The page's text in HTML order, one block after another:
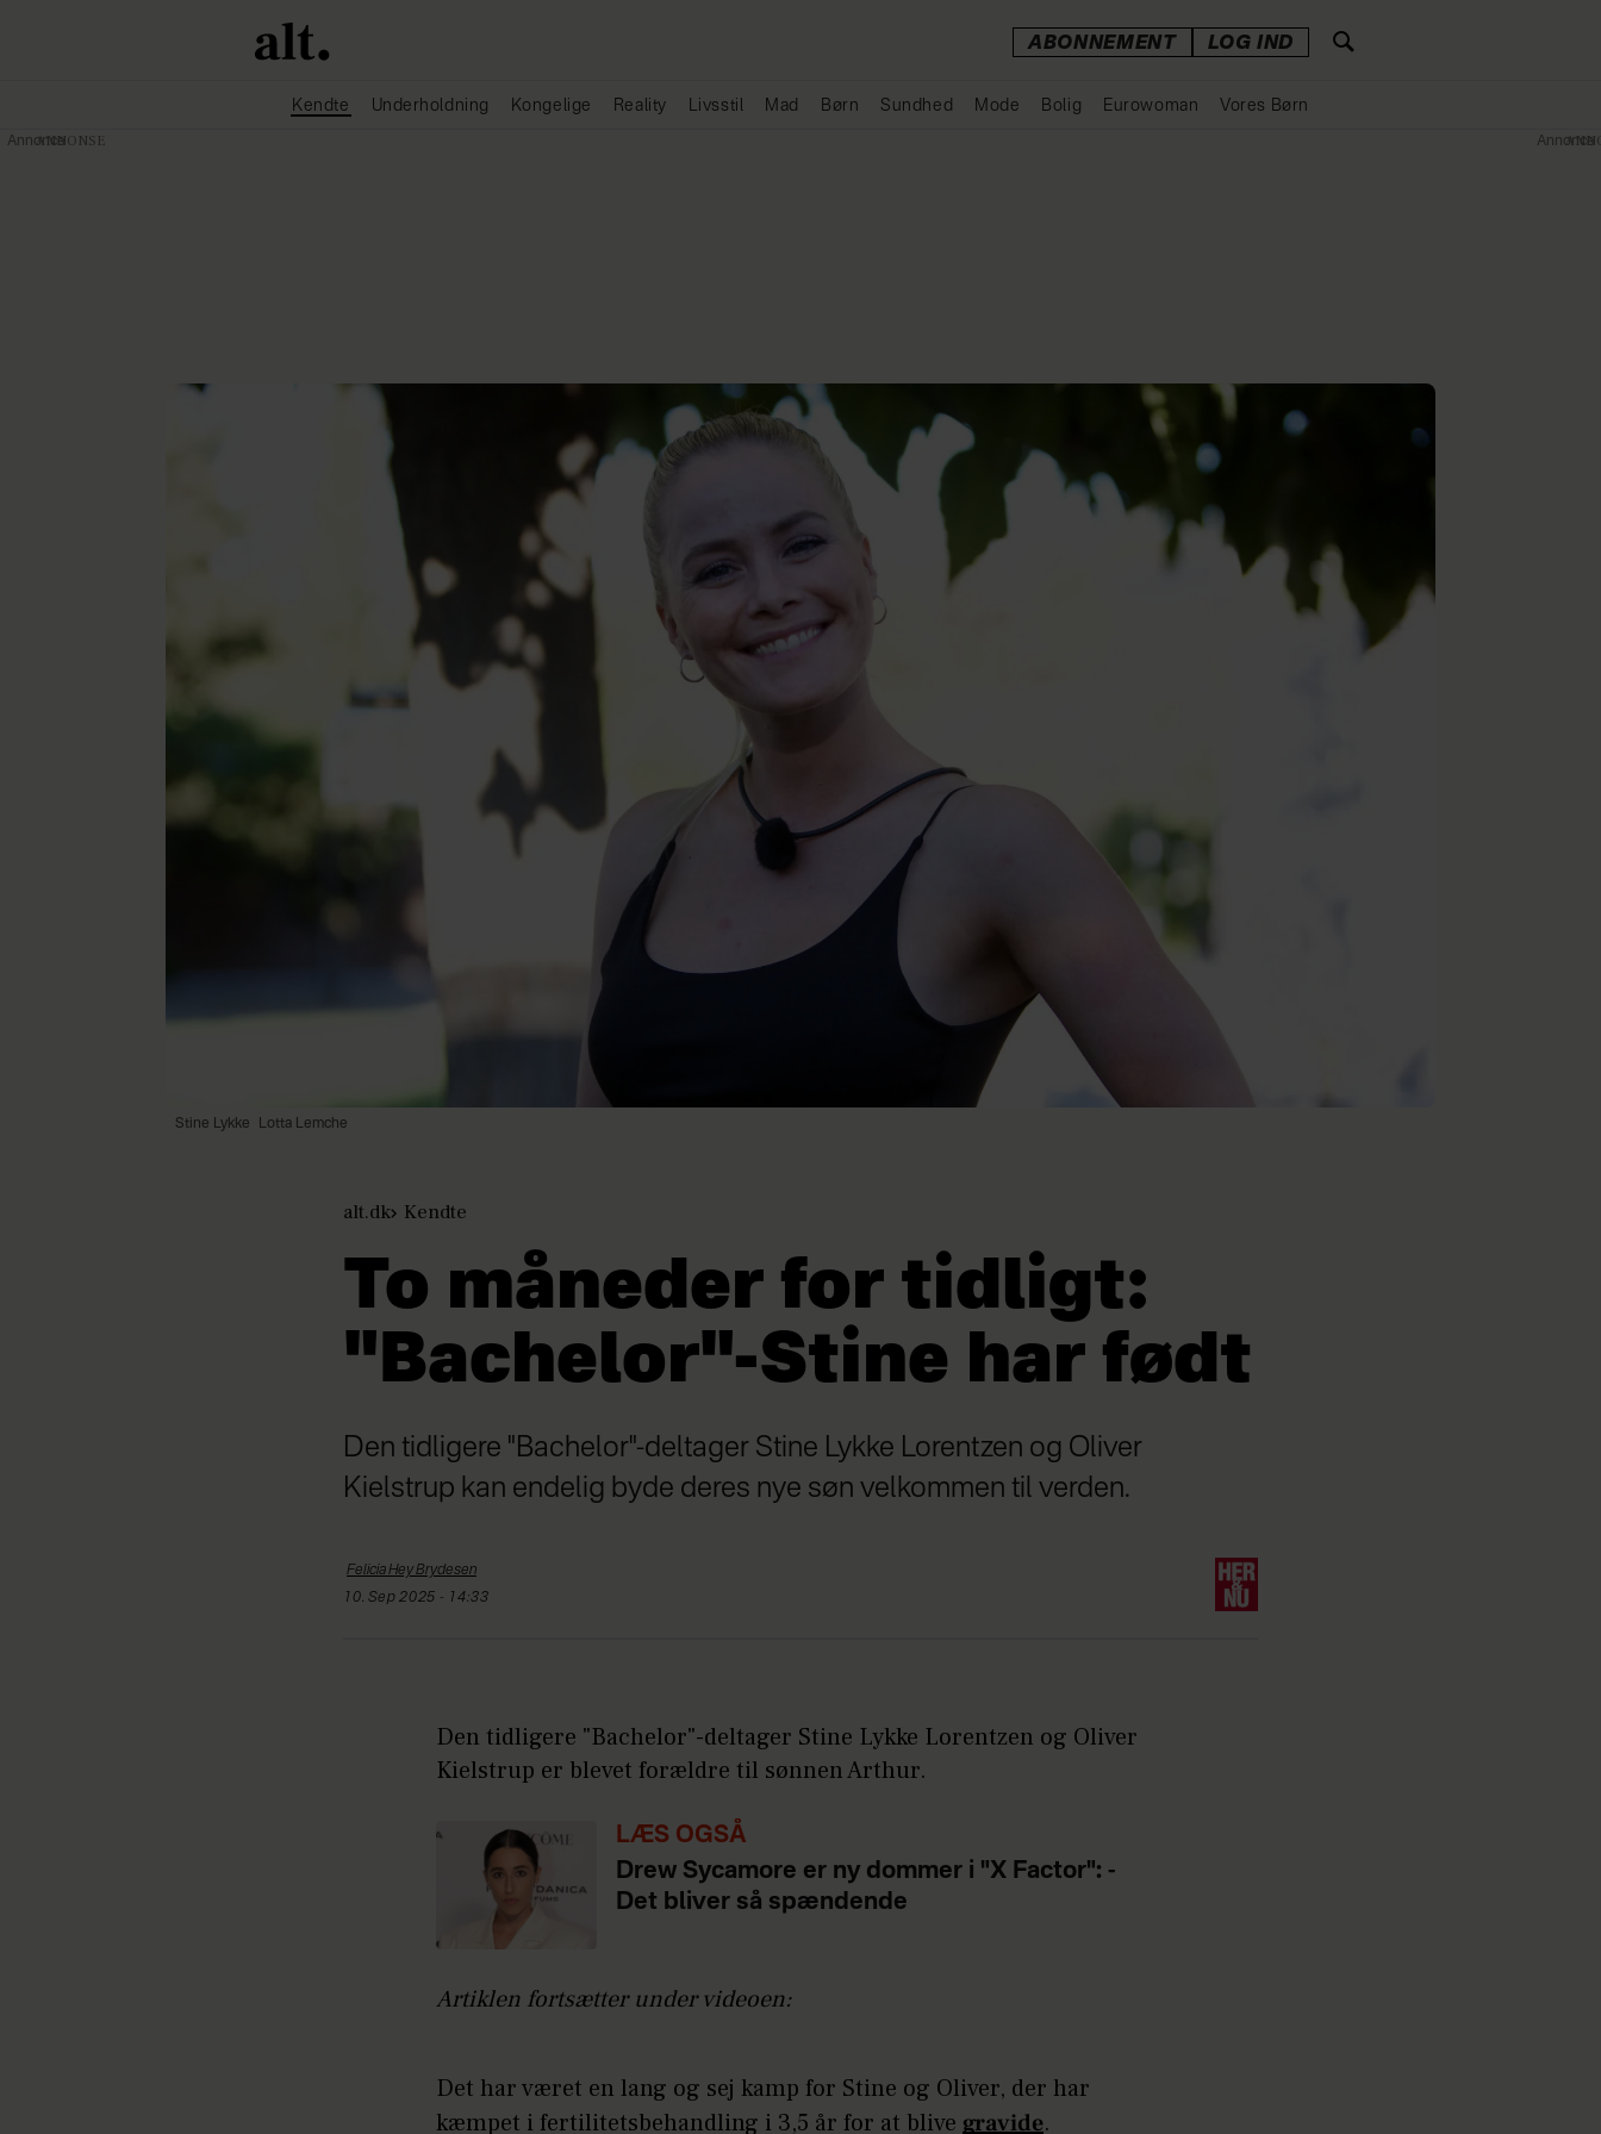
ABONNEMENT LOG IND
Kendte Underholdning Kongelige Reality Livsstil Mad Børn Sundhed Mode Bolig Eurowoman Vores Børn
Stine Lykke Lotta Lemche
alt.dk Kendte
To måneder for tidligt:
"Bachelor"-Stine har født
Den tidligere "Bachelor"-deltager Stine Lykke Lorentzen og Oliver
Kielstrup kan endelig byde deres nye søn velkommen til verden.
Felicia HeyBrydesen
10. Sep 2025 - 14:33
Den tidligere "Bachelor"-deltager Stine Lykke Lorentzen og Oliver
Kielstrup er blevet forældre til sønnen Arthur.
LÆS OGSÅ
Drew Sycamore er ny dommer i "X Factor": -
Det bliver så spændende
Artiklen fortsætter under videoen:
Det har været en lang og sej kamp for Stine og Oliver, der har
kæmpet i fertilitetsbehandling i 3,5 år for at blive gravide.
Annonce Annonce